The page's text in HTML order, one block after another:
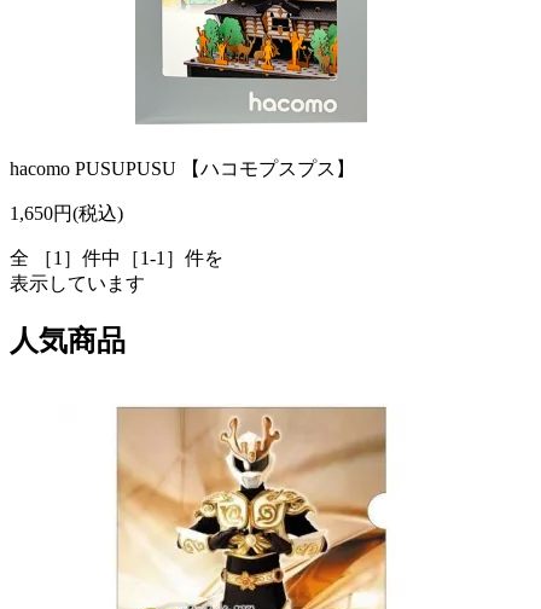
hacomo PUSUPUSU 【ハコモプスプス】
1,650円(税込)
全 ［1］件中［1-1］件を
表示しています
人気商品